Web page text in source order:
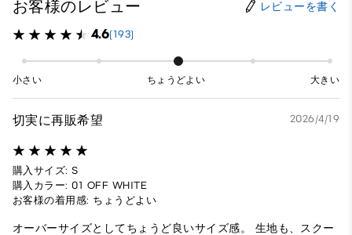
お客様のレビュー レビューを書く
4.6(193)
小さい ちょうどよい 大きい
切実に再販希望 2026/4/19
購入サイズ: S
購入カラー: 01 OFF WHITE
お客様の着用感: ちょうどよい
オーバーサイズとしてちょうど良いサイズ感。 生地も、スクー